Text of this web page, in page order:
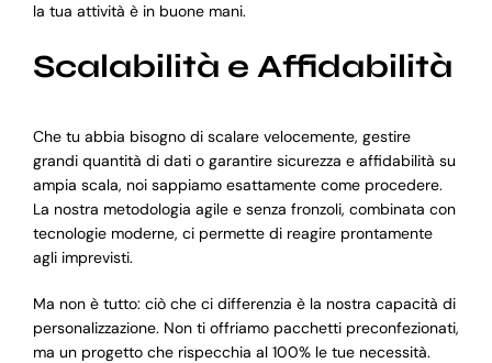
la tua attività è in buone mani.
Scalabilità e Affidabilità
Che tu abbia bisogno di scalare velocemente, gestire
grandi quantità di dati o garantire sicurezza e affidabilità su
ampia scala, noi sappiamo esattamente come procedere.
La nostra metodologia agile e senza fronzoli, combinata con
tecnologie moderne, ci permette di reagire prontamente
agli imprevisti.
Ma non è tutto: ciò che ci differenzia è la nostra capacità di
personalizzazione. Non ti offriamo pacchetti preconfezionati,
ma un progetto che rispecchia al 100% le tue necessità.